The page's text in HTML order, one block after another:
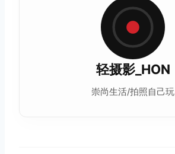
轻摄影_HON
崇尚生活/拍照自己玩